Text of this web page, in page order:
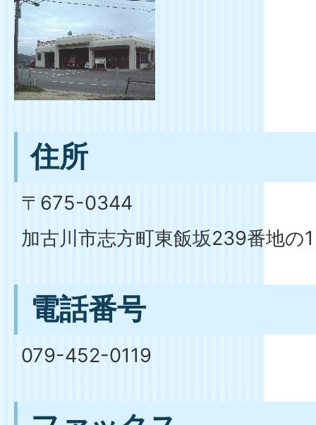
住所
〒675-0344
加古川市志方町東飯坂239番地の1
電話番号
079-452-0119